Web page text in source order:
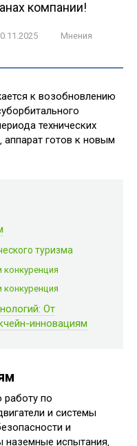
компании!
Мнения
к возобновлению
технических
аппарат готов к новым
туризма
От
инновациям
по
и системы
и
испытания‚